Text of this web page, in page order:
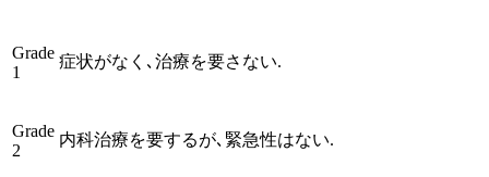
Grade
1
症状がなく､治療を要さない.
Grade
2
内科治療を要するが､緊急性はない.